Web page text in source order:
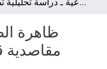
ظاهرة
مقاصدية